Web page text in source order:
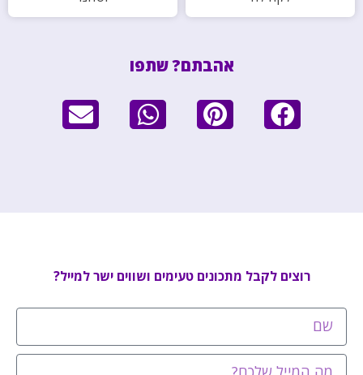
אהבתם? שתפו
רוצים לקבל מתכונים טעימים ושווים ישר למייל?